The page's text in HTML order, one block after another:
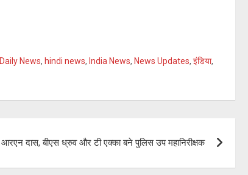
Daily News, hindi news, India News, News Updates, इंडिया,
आरएन दास, बीएस ध्रुव और टी एक्का बने पुलिस उप महानिरीक्षक